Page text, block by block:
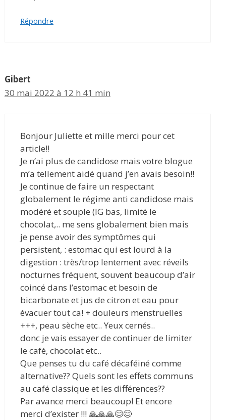
Répondre
Gibert
30 mai 2022 à 12 h 41 min
Bonjour Juliette et mille merci pour cet
article!!
Je n’ai plus de candidose mais votre blogue
m’a tellement aidé quand j’en avais besoin!!
Je continue de faire un respectant
globalement le régime anti candidose mais
modéré et souple (IG bas, limité le
chocolat,.. me sens globalement bien mais
je pense avoir des symptômes qui
persistent, : estomac qui est lourd à la
digestion : très/trop lentement avec réveils
nocturnes fréquent, souvent beaucoup d’air
coincé dans l’estomac et besoin de
bicarbonate et jus de citron et eau pour
évacuer tout ca! + douleurs menstruelles
+++, peau sèche etc.. Yeux cernés..
donc je vais essayer de continuer de limiter
le café, chocolat etc..
Que penses tu du café décaféiné comme
alternative?? Quels sont les effets communs
au café classique et les différences??
Par avance merci beaucoup! Et encore
merci d’exister !!! 🙏🙏🙏😊😊